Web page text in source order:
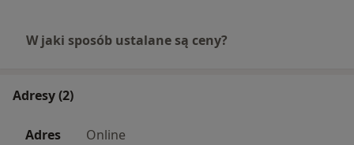
W jaki sposób ustalane są ceny?
Adresy (2)
Adres Online